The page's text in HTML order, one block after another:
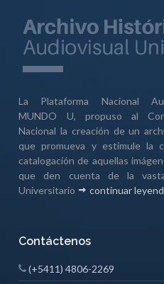
La Plataforma Nacional
MUNDO U, propuso al
Nacional la creación de un
que promueva y estimule la
catalogación de aquellas
que den cuenta de la
Universitario
continuar
Contáctenos
(+5411) 4806-2269